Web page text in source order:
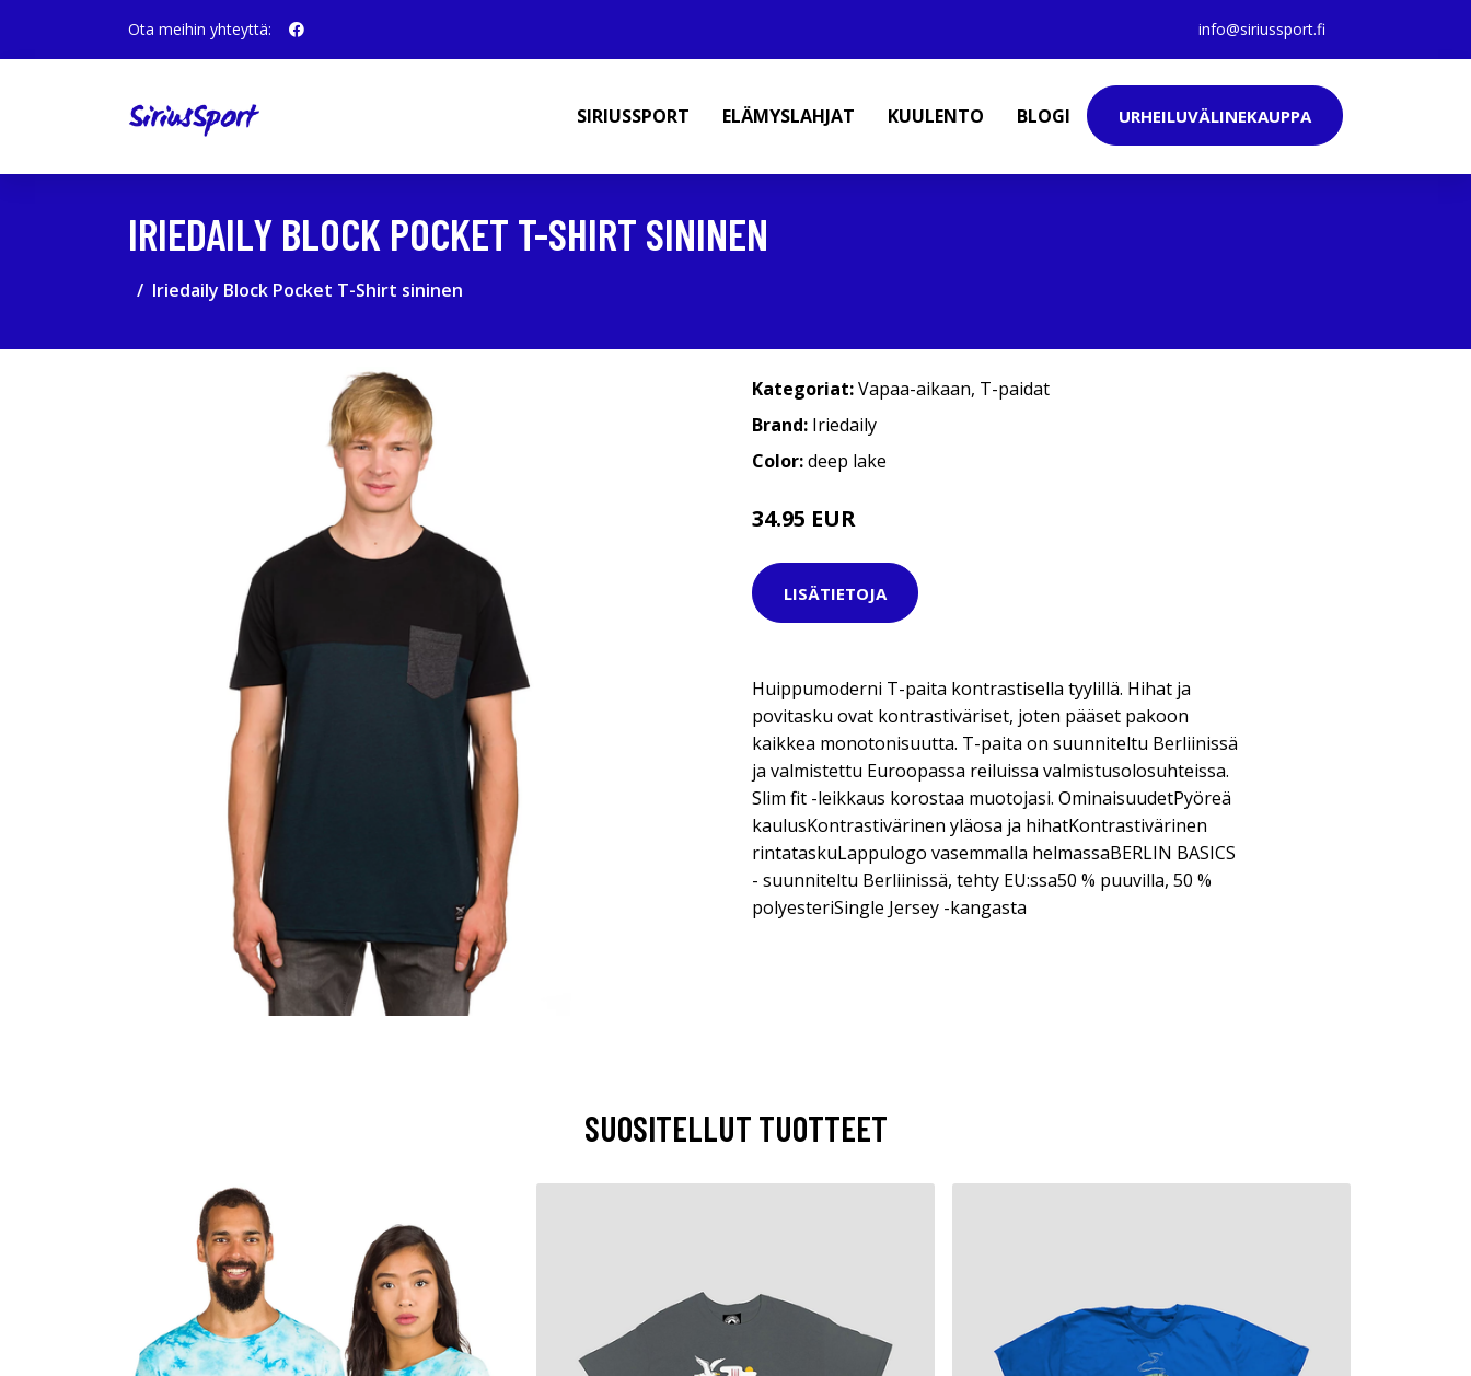
Ota meihin yhteyttä: info@siriussport.fi
SIRIUSSPORT ELÄMYSLAHJAT KUULENTO BLOGI URHEILUVÄLINEKAUPPA
IRIEDAILY BLOCK POCKET T-SHIRT SININEN
Iriedaily Block Pocket T-Shirt sininen
Kategoriat:Vapaa-aikaan, T-paidat
Brand: Iriedaily
Color:deep lake
34.95 EUR
LISÄTIETOJA
Huippumoderni T-paita kontrastisella tyylillä. Hihat ja
povitasku ovat kontrastiväriset, joten pääset pakoon
kaikkea monotonisuutta. T-paita on suunniteltu Berliinissä
ja valmistettu Euroopassa reiluissa valmistusolosuhteissa.
Slim fit -leikkaus korostaa muotojasi. OminaisuudetPyöreä
kaulusKontrastivärinen yläosa ja hihatKontrastivärinen
rintataskuLappulogo vasemmalla helmassaBERLIN BASICS
- suunniteltu Berliinissä, tehty EU:ssa50 % puuvilla, 50 %
polyesteriSingle Jersey -kangasta
SUOSITELLUT TUOTTEET